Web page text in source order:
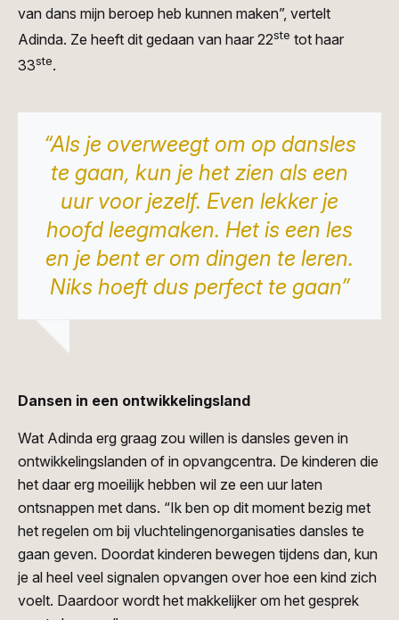
van dans mijn beroep heb kunnen maken”, vertelt
Adinda. Ze heeft dit gedaan van haar 22ste tot haar
33ste.
“Als je overweegt om op dansles
te gaan, kun je het zien als een
uur voor jezelf. Even lekker je
hoofd leegmaken. Het is een les
en je bent er om dingen te leren.
Niks hoeft dus perfect te gaan”
Dansen in een ontwikkelingsland
Wat Adinda erg graag zou willen is dansles geven in
ontwikkelingslanden of in opvangcentra. De kinderen die
het daar erg moeilijk hebben wil ze een uur laten
ontsnappen met dans. “Ik ben op dit moment bezig met
het regelen om bij vluchtelingenorganisaties dansles te
gaan geven. Doordat kinderen bewegen tijdens dan, kun
je al heel veel signalen opvangen over hoe een kind zich
voelt. Daardoor wordt het makkelijker om het gesprek